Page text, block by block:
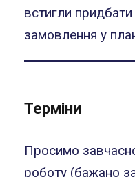
встигли
замовлення у
Терміни
Просимо
роботу (бажано